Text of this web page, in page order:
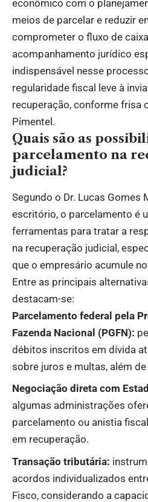
econômico com o
meios de parcelar e reduzir
comprometer o fluxo de
acompanhamento jurídico
indispensável nesse
regularidade fiscal leve à
recuperação, conforme frisa
Pimentel.
Quais são as
parcelamento na
judicial?
Segundo o Dr. Lucas Gomes
escritório, o parcelamento é
ferramentas para tratar a
na recuperação judicial,
que o empresário acumule
Entre as principais
destacam-se:
Parcelamento federal pela
Fazenda Nacional (PGFN):
débitos inscritos em dívida
sobre juros e multas, além
Negociação direta com
algumas administrações
parcelamento ou anistia
em recuperação.
Transação tributária:
acordos individualizados
Fisco, considerando a